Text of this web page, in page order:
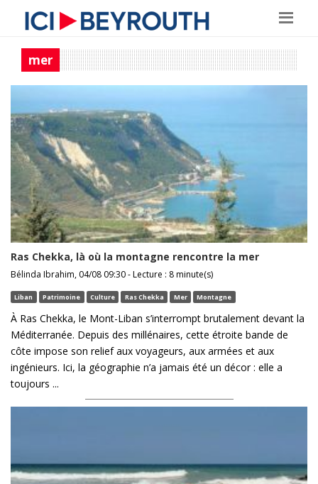
mer
Ras Chekka, là où la montagne rencontre la mer
Bélinda Ibrahim, 04/08 09:30 - Lecture : 8 minute(s)
Liban Patrimoine Culture Ras Chekka Mer Montagne
À Ras Chekka, le Mont-Liban s’interrompt brutalement devant la
Méditerranée. Depuis des millénaires, cette étroite bande de
côte impose son relief aux voyageurs, aux armées et aux
ingénieurs. Ici, la géographie n’a jamais été un décor : elle a
toujours ...